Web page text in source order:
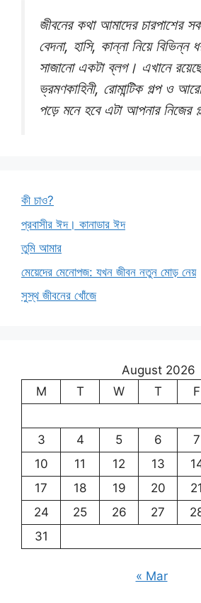
জীবনের কথা আমাদের চারপাশের
বেদনা, হাসি, কান্না নিয়ে বিভিন্ন
সাজানো একটা ব্লগ। এখানে
ভ্রমণকাহিনী, রোমান্টিক গল্প ও
পড়ে মনে হবে এটা আপনার নিজের
কী চাও?
প্রবাসীর ঈদ। কানাডার ঈদ
তুমি আমার
মেয়েদের মেনোপজ: যখন জীবন নতুন মোড় নেয়
সুস্থ জীবনের খোঁজে
August 2026
M
T W T F
3
4 5 6 7
10
11 12 13
17
18 19 20 21
24
25 26 27
31
« Mar